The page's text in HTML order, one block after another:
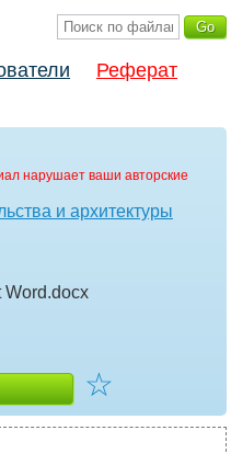
Реферат
нарушает ваши авторские
и архитектуры
Word.docx
☆